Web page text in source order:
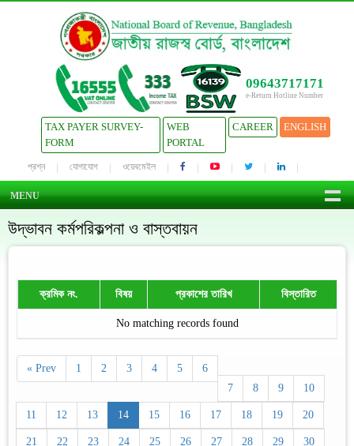
09643717171
e-Return Hotline Number
TAX PAYER SURVEY-
FORM
WEB
PORTAL
CAREER ENGLISH
প্রশ্ন যোগাযোগ ওয়েবমেইল
MENU
উদ্ভাবন কর্মপরিকল্পনা ও বাস্তবায়ন
ক্রমিক নং. বিষয় প্রকাশের তারিখ বিস্তারিত
No matching records found
« Prev 1 2 3 4 5
6
7
8 9 10
11 12 13 14 15 16 17 18 19 20
21 22 23 24 25 26 27 28 29 30